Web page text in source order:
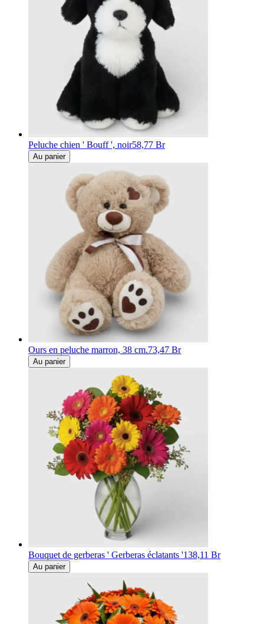
Peluche chien ' Bouff ', noir58,77 Br
Au panier
Ours en peluche marron, 38 cm.73,47 Br
Au panier
Bouquet de gerberas ' Gerberas éclatants '138,11 Br
Au panier